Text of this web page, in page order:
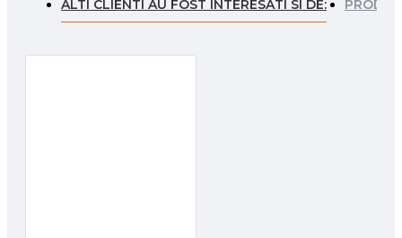
ALTI CLIENTI AU FOST INTERESATI SI DE: